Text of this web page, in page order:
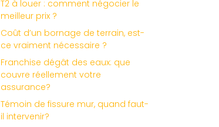
T2 à louer : comment négocier le
meilleur prix ?
Coût d’un bornage de terrain, est-
ce vraiment nécessaire ?
Franchise dégât des eaux: que
couvre réellement votre
assurance?
Témoin de fissure mur, quand faut-
il intervenir?